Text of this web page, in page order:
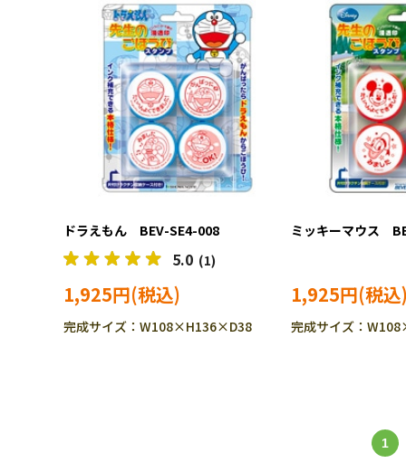
ドラえもん BEV-SE4-008
5.0 (1)
1,925円
完成サイズ：W108×H136×D38
ミッキーマウス
1,925円
完成サイズ：
1